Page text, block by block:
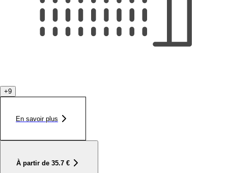
+9
En savoir plus
À partir de 35.7 €